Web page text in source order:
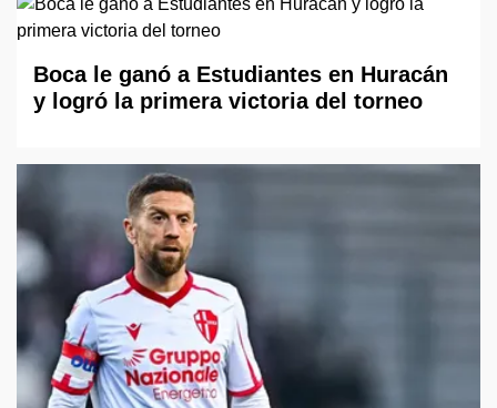
Boca le ganó a Estudiantes en Huracán
y logró la primera victoria del torneo